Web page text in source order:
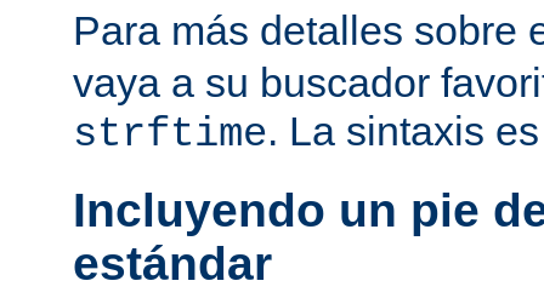
Para más detalles sobre
vaya a su buscador
strftime. La sintaxis
Incluyendo un pie
estándar